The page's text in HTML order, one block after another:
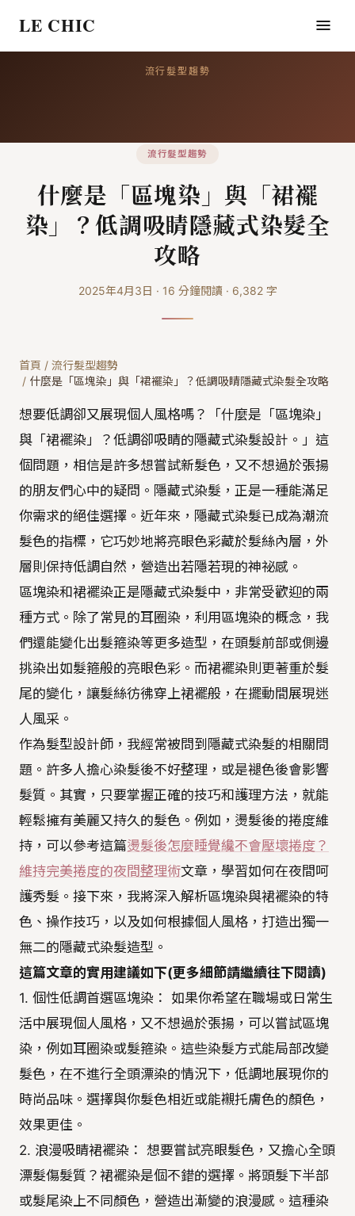
LE CHIC
流行髮型趨勢
流行髮型趨勢
什麼是「區塊染」與「裙襬
染」？低調吸睛隱藏式染髮全
攻略
2025年4月3日 · 16 分鐘閱讀· 6,382字
首頁 / 流行髮型趨勢
/ 什麼是「區塊染」與「裙襬染」？低調吸睛隱藏式染髮全攻略
想要低調卻又展現個人風格嗎？「什麼是「區塊染」
與「裙襬染」？低調卻吸睛的隱藏式染髮設計。」這
個問題，相信是許多想嘗試新髮色，又不想過於張揚
的朋友們心中的疑問。隱藏式染髮，正是一種能滿足
你需求的絕佳選擇。近年來，隱藏式染髮已成為潮流
髮色的指標，它巧妙地將亮眼色彩藏於髮絲內層，外
層則保持低調自然，營造出若隱若現的神祕感。
區塊染和裙襬染正是隱藏式染髮中，非常受歡迎的兩
種方式。除了常見的耳圈染，利用區塊染的概念，我
們還能變化出髮箍染等更多造型，在頭髮前部或側邊
挑染出如髮箍般的亮眼色彩。而裙襬染則更著重於髮
尾的變化，讓髮絲彷彿穿上裙襬般，在擺動間展現迷
人風采。
作為髮型設計師，我經常被問到隱藏式染髮的相關問
題。許多人擔心染髮後不好整理，或是褪色後會影響
髮質。其實，只要掌握正確的技巧和護理方法，就能
輕鬆擁有美麗又持久的髮色。例如，燙髮後的捲度維
持，可以參考這篇燙髮後怎麼睡覺纔不會壓壞捲度？
維持完美捲度的夜間整理術文章，學習如何在夜間呵
護秀髮。接下來，我將深入解析區塊染與裙襬染的特
色、操作技巧，以及如何根據個人風格，打造出獨一
無二的隱藏式染髮造型。
這篇文章的實用建議如下(更多細節請繼續往下閱讀)
1. 個性低調首選區塊染： 如果你希望在職場或日常生
活中展現個人風格，又不想過於張揚，可以嘗試區塊
染，例如耳圈染或髮箍染。這些染髮方式能局部改變
髮色，在不進行全頭漂染的情況下，低調地展現你的
時尚品味。選擇與你髮色相近或能襯托膚色的顏色，
效果更佳。
2. 浪漫吸睛裙襬染： 想要嘗試亮眼髮色，又擔心全頭
漂髮傷髮質？裙襬染是個不錯的選擇。將頭髮下半部
或髮尾染上不同顏色，營造出漸變的浪漫感。這種染